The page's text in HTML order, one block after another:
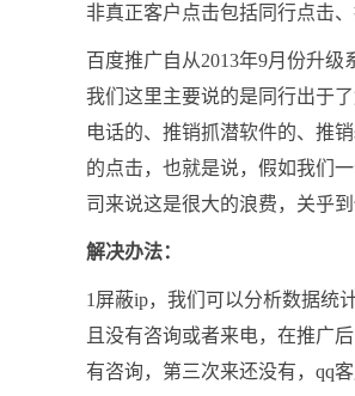
非真正客户点击包括同行点击、
百度推广自从2013年9月份升
我们这里主要说的是同行出于
电话的、推销抓潜软件的、推
的点击，也就是说，假如我们
司来说这是很大的浪费，关乎
解决办法：
1屏蔽ip，我们可以分析数据统
且没有咨询或者来电，在推广
有咨询，第三次来还没有，qq